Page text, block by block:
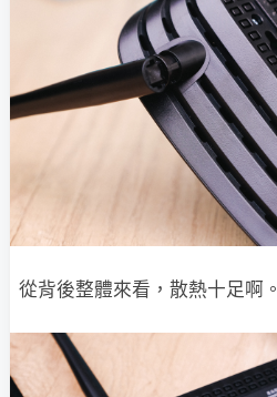
從背後整體來看，散熱十足啊。